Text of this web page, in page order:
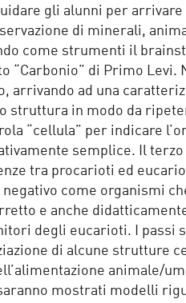
gli alunni per
di minerali,
come strumenti il
“Carbonio” di Primo Levi.
arrivando ad una
struttura in modo da
“cellula” per indicare
semplice. Il
tra procarioti ed
come organismi
e anche
degli eucarioti. I passi
di alcune strutture
animale/
mostrati modelli